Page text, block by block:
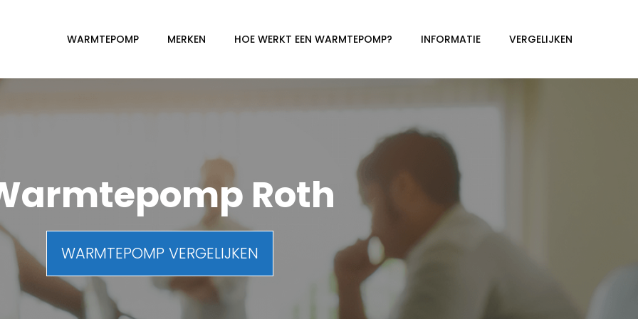
WARMTEPOMP MERKEN HOE WERKT EEN WARMTEPOMP? INFORMATIE VERGELIJKEN
Roth
WARMTEPOMP VERGELIJKEN